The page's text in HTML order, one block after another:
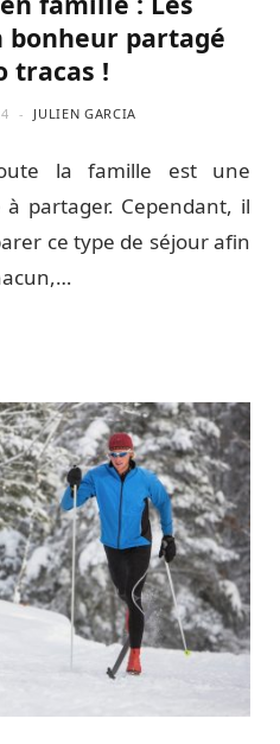
bonheur partagé
tracas !
JULIEN GARCIA
la famille est une
partager. Cependant, il
ce type de séjour afin